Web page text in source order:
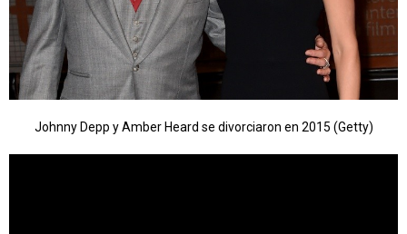
Johnny Depp y Amber Heard se divorciaron en 2015 (Getty)